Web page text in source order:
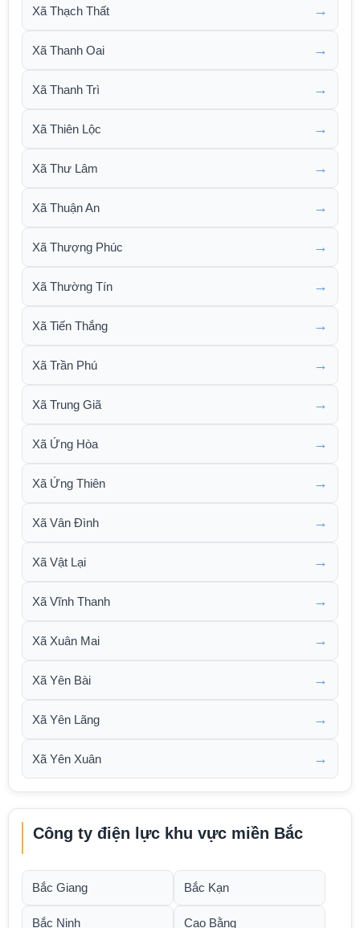
Xã Thạch Thất →
Xã Thanh Oai →
Xã Thanh Trì →
Xã Thiên Lộc →
Xã Thư Lâm →
Xã Thuận An →
Xã Thượng Phúc →
Xã Thường Tín →
Xã Tiến Thắng →
Xã Trần Phú →
Xã Trung Giã →
Xã Ứng Hòa →
Xã Ứng Thiên →
Xã Vân Đình →
Xã Vật Lại →
Xã Vĩnh Thanh →
Xã Xuân Mai →
Xã Yên Bài →
Xã Yên Lãng →
Xã Yên Xuân →
Công ty điện lực khu vực miền Bắc
Bắc Giang Bắc Kạn
Bắc Ninh Cao Bằng